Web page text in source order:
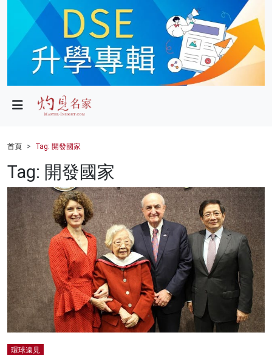
政局
財經
健康
商業
科技
影片
名家榜
灼見活動
首頁 Tag: 開發國家
Tag: 開發國家
環球遠見